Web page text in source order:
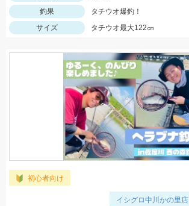
釣果
タチウオ爆釣！
サイズ
タチウオ最大122㎝
初心者向け
イシグロ中川かの里店